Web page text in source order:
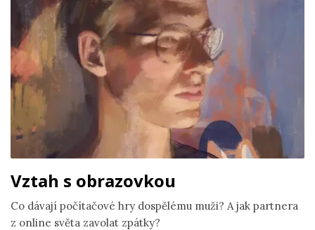
Vztah s obrazovkou
Co dávají počítačové hry dospělému muži? A jak partnera
z online světa zavolat zpátky?